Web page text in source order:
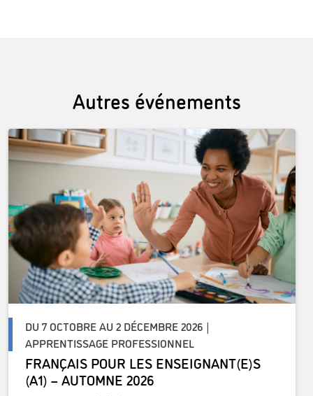
Autres événements
DU 7 OCTOBRE AU 2 DÉCEMBRE 2026 |
APPRENTISSAGE PROFESSIONNEL
FRANÇAIS POUR LES ENSEIGNANT(E)S
(A1) – AUTOMNE 2026